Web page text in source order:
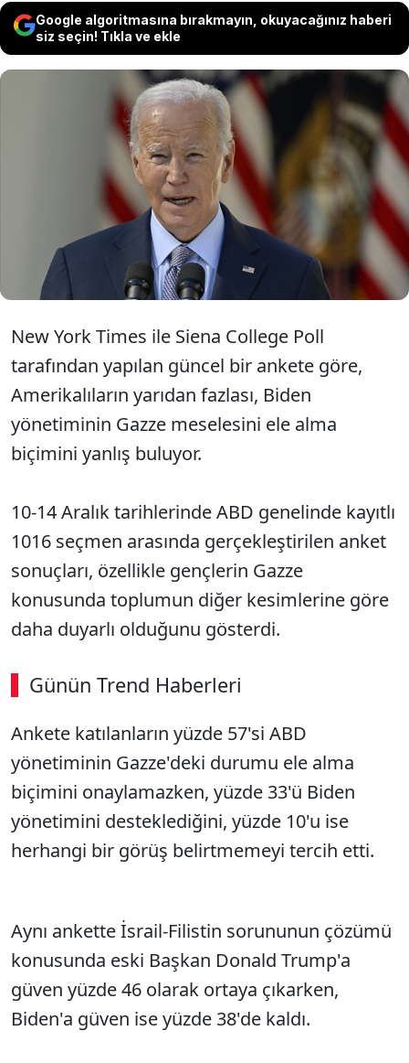
Google algoritmasına bırakmayın, okuyacağınız haberi
siz seçin! Tıkla ve ekle
ABD'de yapılan güncel bir anket, Amerikalıların
yaklaşık yüzde 60'ının Joe Biden'ın İsrail-Filistin
sorununu ve Gazze'deki krizi ele alma biçimini
doğru bulmadığını, gençlerin ise 4'te 3'ünün
Biden'ı bu konuda onaylamadığını ortaya
koydu.
New York Times ile Siena College Poll
tarafından yapılan güncel bir ankete göre,
Amerikalıların yarıdan fazlası, Biden
yönetiminin Gazze meselesini ele alma
biçimini yanlış buluyor.
10-14 Aralık tarihlerinde ABD genelinde kayıtlı
1016 seçmen arasında gerçekleştirilen anket
sonuçları, özellikle gençlerin Gazze
konusunda toplumun diğer kesimlerine göre
daha duyarlı olduğunu gösterdi.
Günün Trend Haberleri
Ankete katılanların yüzde 57'si ABD
yönetiminin Gazze'deki durumu ele alma
biçimini onaylamazken, yüzde 33'ü Biden
yönetimini desteklediğini, yüzde 10'u ise
herhangi bir görüş belirtmemeyi tercih etti.
Aynı ankette İsrail-Filistin sorununun çözümü
konusunda eski Başkan Donald Trump'a
güven yüzde 46 olarak ortaya çıkarken,
Biden'a güven ise yüzde 38'de kaldı.